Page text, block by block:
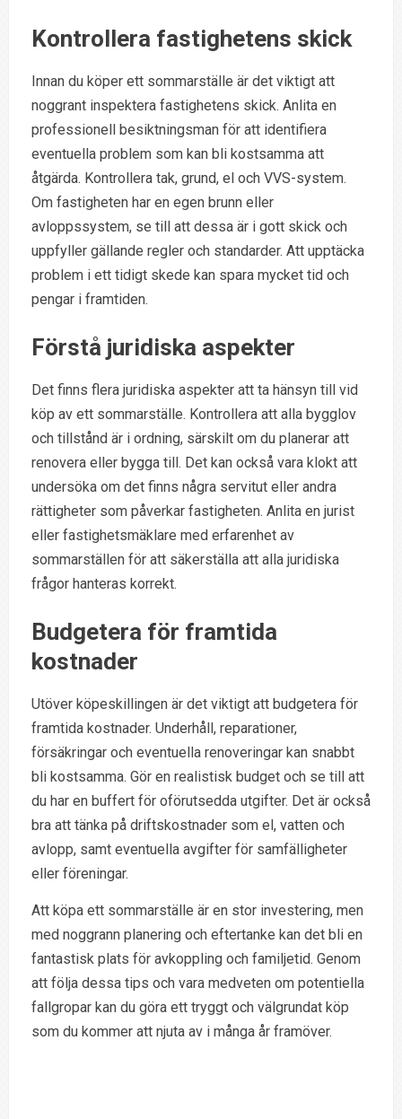
Kontrollera fastighetens skick
Innan du köper ett sommarställe är det viktigt att
noggrant inspektera fastighetens skick. Anlita en
professionell besiktningsman för att identifiera
eventuella problem som kan bli kostsamma att
åtgärda. Kontrollera tak, grund, el och VVS-system.
Om fastigheten har en egen brunn eller
avloppssystem, se till att dessa är i gott skick och
uppfyller gällande regler och standarder. Att upptäcka
problem i ett tidigt skede kan spara mycket tid och
pengar i framtiden.
Förstå juridiska aspekter
Det finns flera juridiska aspekter att ta hänsyn till vid
köp av ett sommarställe. Kontrollera att alla bygglov
och tillstånd är i ordning, särskilt om du planerar att
renovera eller bygga till. Det kan också vara klokt att
undersöka om det finns några servitut eller andra
rättigheter som påverkar fastigheten. Anlita en jurist
eller fastighetsmäklare med erfarenhet av
sommarställen för att säkerställa att alla juridiska
frågor hanteras korrekt.
Budgetera för framtida
kostnader
Utöver köpeskillingen är det viktigt att budgetera för
framtida kostnader. Underhåll, reparationer,
försäkringar och eventuella renoveringar kan snabbt
bli kostsamma. Gör en realistisk budget och se till att
du har en buffert för oförutsedda utgifter. Det är också
bra att tänka på driftskostnader som el, vatten och
avlopp, samt eventuella avgifter för samfälligheter
eller föreningar.
Att köpa ett sommarställe är en stor investering, men
med noggrann planering och eftertanke kan det bli en
fantastisk plats för avkoppling och familjetid. Genom
att följa dessa tips och vara medveten om potentiella
fallgropar kan du göra ett tryggt och välgrundat köp
som du kommer att njuta av i många år framöver.